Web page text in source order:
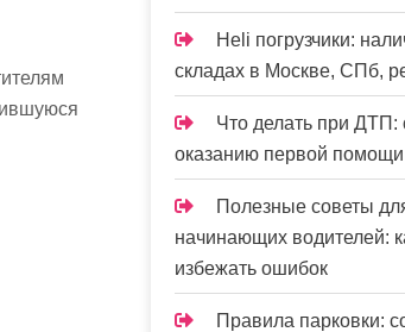
Heli погрузчики:
складах в Москве, СПб,
Что делать при ДТП:
оказанию первой помощи
Полезные советы
начинающих водителей:
избежать ошибок
Правила парковки: